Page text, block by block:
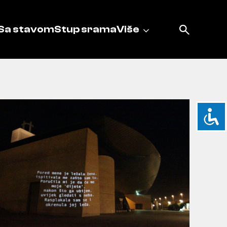
stavomStup sramaViše